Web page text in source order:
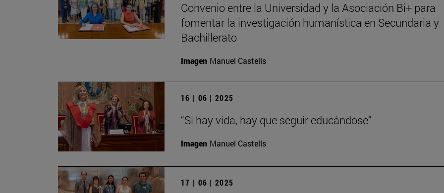
Convenio entre la Universidad y la Asociación Bi+ para
fomentar la investigación humanística en Secundaria y
Bachillerato
Imagen Manuel Castells
16 | 06 | 2025
“Si hay vida, hay que seguir educándose”
Imagen Manuel Castells
17 | 06 | 2025